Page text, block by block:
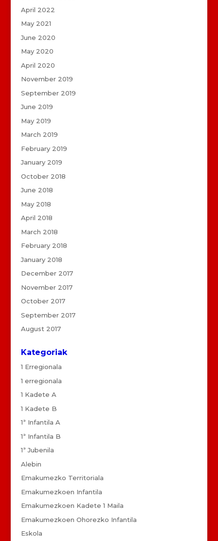
April 2022
May 2021
June 2020
May 2020
April 2020
November 2019
September 2019
June 2019
May 2019
March 2019
February 2019
January 2019
October 2018
June 2018
May 2018
April 2018
March 2018
February 2018
January 2018
December 2017
November 2017
October 2017
September 2017
August 2017
Kategoriak
1 Erregionala
1 erregionala
1 Kadete A
1 Kadete B
1ª Infantila A
1ª Infantila B
1ª Jubenila
Alebin
Emakumezko Territoriala
Emakumezkoen Infantila
Emakumezkoen Kadete 1 Maila
Emakumezkoen Ohorezko Infantila
Eskola